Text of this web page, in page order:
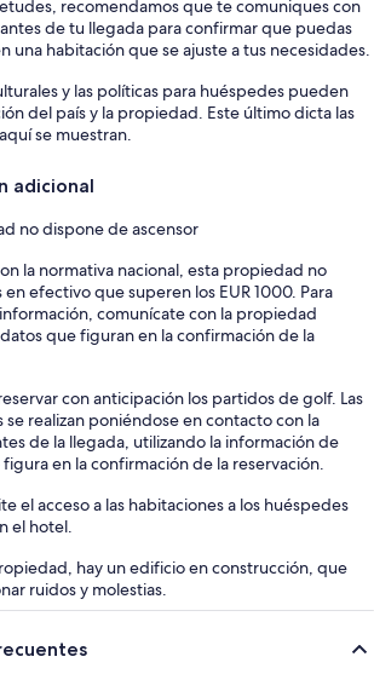
recomendamos que te comuniques con
de tu llegada para confirmar que puedas
una habitación que se ajuste a tus necesidades.
y las políticas para huéspedes pueden
del país y la propiedad. Este último dicta las
se muestran.
adicional
no dispone de ascensor
la normativa nacional, esta propiedad no
efectivo que superen los EUR 1000. Para
comunícate con la propiedad
que figuran en la confirmación de la
con anticipación los partidos de golf. Las
se realizan poniéndose en contacto con la
de la llegada, utilizando la información de
en la confirmación de la reservación.
el acceso a las habitaciones a los huéspedes
el hotel.
hay un edificio en construcción, que
ruidos y molestias.